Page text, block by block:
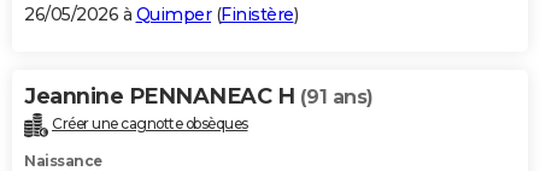
BONS PLANS
Carte de Noël
Carte Bonne année
Carte Saint-Valentin
Carte Pâques
Carte d'anniversaire
DICTIONNAIRE
Dictionnaire
Biographies
Citations
Expressions
Proverbes
PROGRAMME TV
26/05/2026 à Quimper(Finistère)
Jeannine PENNANEAC H (91 ans)
Créer une cagnotte obsèques
Naissance